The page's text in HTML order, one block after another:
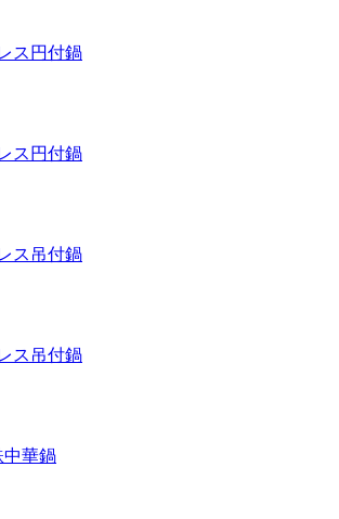
ス円付鍋
ス円付鍋
ス吊付鍋
ス吊付鍋
中華鍋